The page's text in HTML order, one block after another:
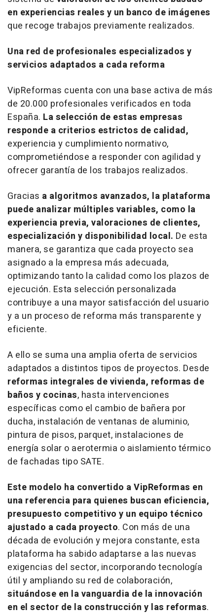
en experiencias reales y un banco de imágenes
que recoge trabajos previamente realizados.
Una red de profesionales especializados y
servicios adaptados a cada reforma
VipReformas cuenta con una base activa de más
de 20.000 profesionales verificados en toda
España. La selección de estas empresas
responde a criterios estrictos de calidad,
experiencia y cumplimiento normativo,
comprometiéndose a responder con agilidad y
ofrecer garantía de los trabajos realizados.
Gracias a algoritmos avanzados, la plataforma
puede analizar múltiples variables, como la
experiencia previa, valoraciones de clientes,
especialización y disponibilidad local. De esta
manera, se garantiza que cada proyecto sea
asignado a la empresa más adecuada,
optimizando tanto la calidad como los plazos de
ejecución. Esta selección personalizada
contribuye a una mayor satisfacción del usuario
y a un proceso de reforma más transparente y
eficiente.
A ello se suma una amplia oferta de servicios
adaptados a distintos tipos de proyectos. Desde
reformas integrales de vivienda, reformas de
baños y cocinas, hasta intervenciones
específicas como el cambio de bañera por
ducha, instalación de ventanas de aluminio,
pintura de pisos, parquet, instalaciones de
energía solar o aerotermia o aislamiento térmico
de fachadas tipo SATE.
Este modelo ha convertido a VipReformas en
una referencia para quienes buscan eficiencia,
presupuesto competitivo y un equipo técnico
ajustado a cada proyecto. Con más de una
década de evolución y mejora constante, esta
plataforma ha sabido adaptarse a las nuevas
exigencias del sector, incorporando tecnología
útil y ampliando su red de colaboración,
situándose en la vanguardia de la innovación
en el sector de la construcción y las reformas.